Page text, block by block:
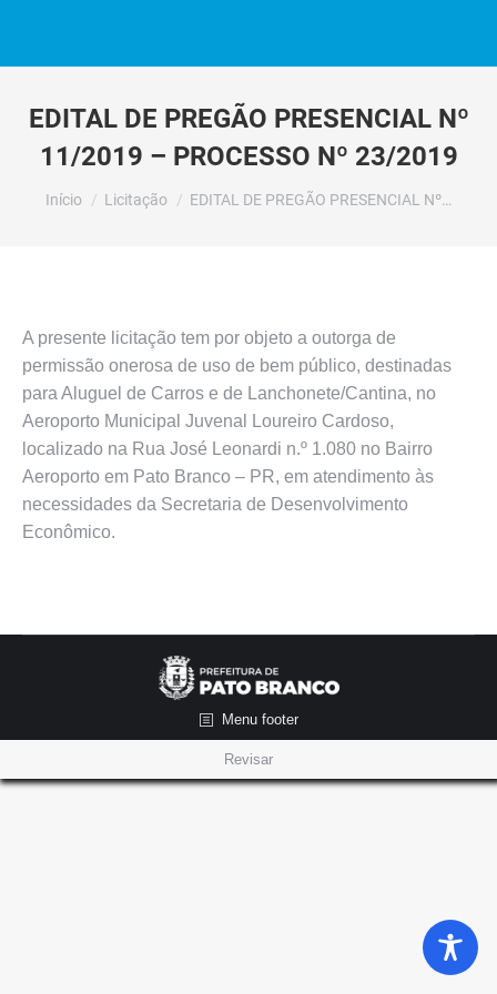
EDITAL DE PREGÃO PRESENCIAL Nº
11/2019 – PROCESSO Nº 23/2019
Você está aqui:
Início Licitação EDITAL DE PREGÃO PRESENCIAL Nº…
A presente licitação tem por objeto a outorga de
permissão onerosa de uso de bem público, destinadas
para Aluguel de Carros e de Lanchonete/Cantina, no
Aeroporto Municipal Juvenal Loureiro Cardoso,
localizado na Rua José Leonardi n.º 1.080 no Bairro
Aeroporto em Pato Branco – PR, em atendimento às
necessidades da Secretaria de Desenvolvimento
Econômico.
Menu footer
Revisar